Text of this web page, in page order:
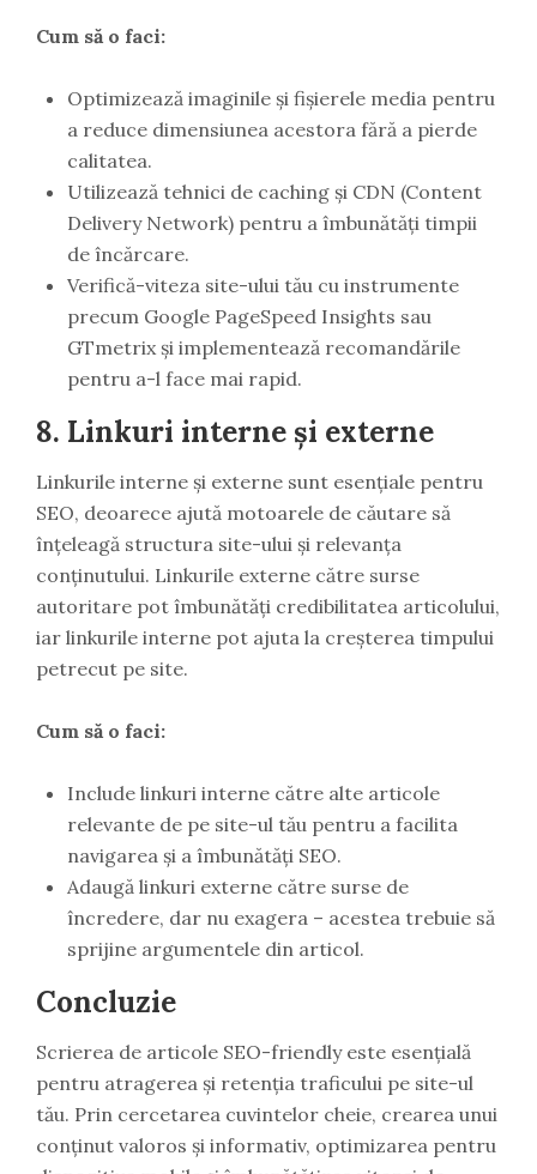
Cum să o faci:
Optimizează imaginile și fișierele media pentru
a reduce dimensiunea acestora fără a pierde
calitatea.
Utilizează tehnici de caching și CDN (Content
Delivery Network) pentru a îmbunătăți timpii
de încărcare.
Verifică-viteza site-ului tău cu instrumente
precum Google PageSpeed Insights sau
GTmetrix și implementează recomandările
pentru a-l face mai rapid.
8. Linkuri interne și externe
Linkurile interne și externe sunt esențiale pentru
SEO, deoarece ajută motoarele de căutare să
înțeleagă structura site-ului și relevanța
conținutului. Linkurile externe către surse
autoritare pot îmbunătăți credibilitatea articolului,
iar linkurile interne pot ajuta la creșterea timpului
petrecut pe site.
Cum să o faci:
Include linkuri interne către alte articole
relevante de pe site-ul tău pentru a facilita
navigarea și a îmbunătăți SEO.
Adaugă linkuri externe către surse de
încredere, dar nu exagera – acestea trebuie să
sprijine argumentele din articol.
Concluzie
Scrierea de articole SEO-friendly este esențială
pentru atragerea și retenția traficului pe site-ul
tău. Prin cercetarea cuvintelor cheie, crearea unui
conținut valoros și informativ, optimizarea pentru